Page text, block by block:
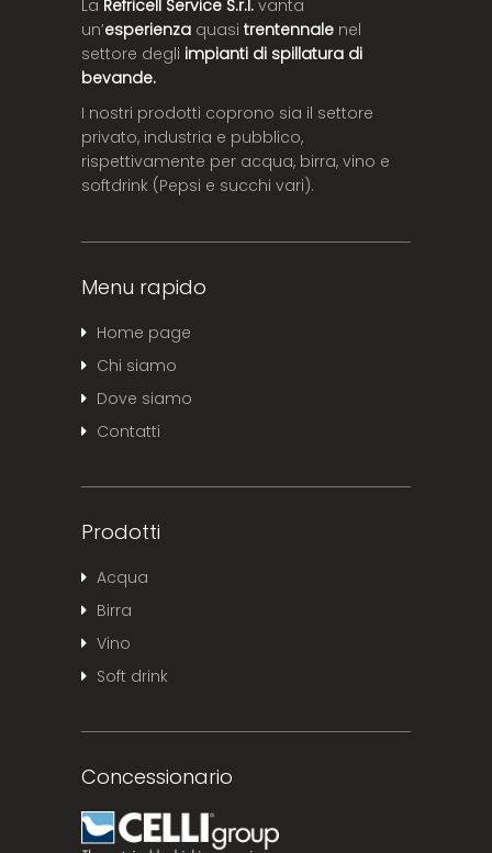
La Refricell Service S.r.l. vanta
un’esperienza quasitrentennale nel
settore degli impianti di spillatura di
bevande.
I nostri prodotti coprono sia il settore
privato, industria e pubblico,
rispettivamente per acqua, birra, vino e
softdrink (Pepsi e succhi vari).
Menu rapido
Home page
Chi siamo
Dove siamo
Contatti
Prodotti
Acqua
Birra
Vino
Soft drink
Concessionario